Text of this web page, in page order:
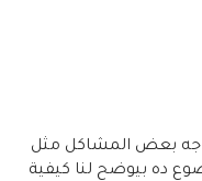
بعض المشاكل مثل
ده بيوضح لنا كيفية